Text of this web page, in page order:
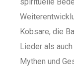
Kobsare, die
Lieder als
Mythen und